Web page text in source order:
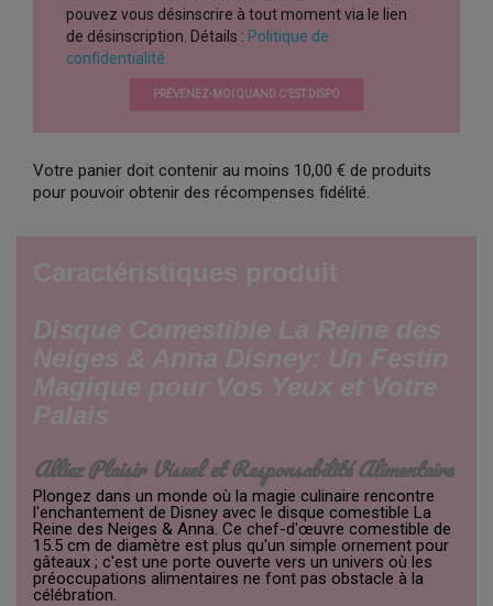
pouvez vous désinscrire à tout moment via le lien
de désinscription. Détails : Politique de
confidentialité.
PRÉVENEZ-MOI QUAND C’EST DISPO
Votre panier doit contenir au moins 10,00 € de produits
pour pouvoir obtenir des récompenses fidélité.
Alliez Plaisir Visuel et Responsabilité Alimentaire
Plongez dans un monde où la magie culinaire rencontre
l'enchantement de Disney avec le disque comestible La
Reine des Neiges & Anna. Ce chef-d'œuvre comestible de
15.5 cm de diamètre est plus qu'un simple ornement pour
gâteaux ; c'est une porte ouverte vers un univers où les
préoccupations alimentaires ne font pas obstacle à la
célébration.